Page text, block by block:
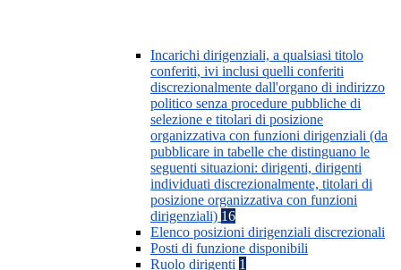
Incarichi dirigenziali, a qualsiasi titolo
conferiti, ivi inclusi quelli conferiti
discrezionalmente dall'organo di indirizzo
politico senza procedure pubbliche di
selezione e titolari di posizione
organizzativa con funzioni dirigenziali (da
pubblicare in tabelle che distinguano le
seguenti situazioni: dirigenti, dirigenti
individuati discrezionalmente, titolari di
posizione organizzativa con funzioni
dirigenziali) 16
Elenco posizioni dirigenziali discrezionali
Posti di funzione disponibili
Ruolo dirigenti 1